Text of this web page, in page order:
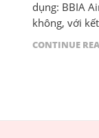
dụng: BBIA
không, với
CONTINUE